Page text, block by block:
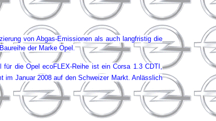
von Abgas-Emissionen als auch langfristig die
der Marke Opel.
für die Opel ecoFLEX-Reihe ist ein Corsa 1.3 CDTI,
im Januar 2008 auf den Schweizer Markt. Anlässlich